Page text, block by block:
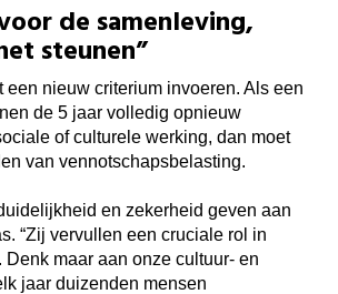
de samenleving,
steunen”
een nieuw criterium invoeren. Als een
de 5 jaar volledig opnieuw
of culturele werking, dan moet
van vennotschapsbelasting.
en zekerheid geven aan
“Zij vervullen een cruciale rol in
maar aan onze cultuur- en
jaar duizenden mensen